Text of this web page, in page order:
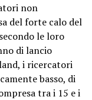
non
del forte calo del
le loro
di lancio
i ricercatori
basso, di
tra i 15 e i